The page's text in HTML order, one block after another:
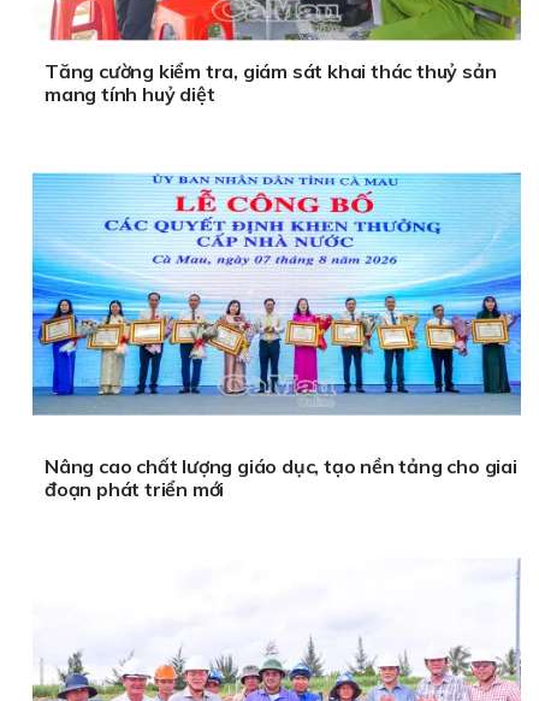
Tăng cường kiểm tra, giám sát khai thác thuỷ sản
mang tính huỷ diệt
Nâng cao chất lượng giáo dục, tạo nền tảng cho giai
đoạn phát triển mới